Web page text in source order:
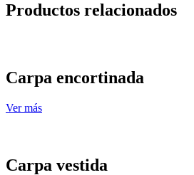
Productos relacionados
Carpa encortinada
Ver más
Carpa vestida